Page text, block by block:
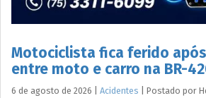
Motociclista fica ferido
entre moto e carro na BR-
6 de agosto de 2026 Acidentes Postado por